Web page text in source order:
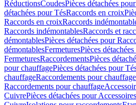
RéductionsCoudesPièces détachées
détachées pour TésRaccords en croix
Raccords en croixRaccords
Raccords indémontablesRaccords et
démontablesPièces détachées pour
démontablesFermeturesPièces
FermeturesRaccordementsPièces
pour chauffagePièces détachées pour
chauffageRaccordements pour chauffage
Raccordements pour chauffage
CuivrePièces détachées pour